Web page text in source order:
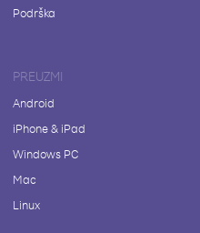
Podrška
PREUZMI
Android
iPhone & iPad
Windows PC
Mac
Linux